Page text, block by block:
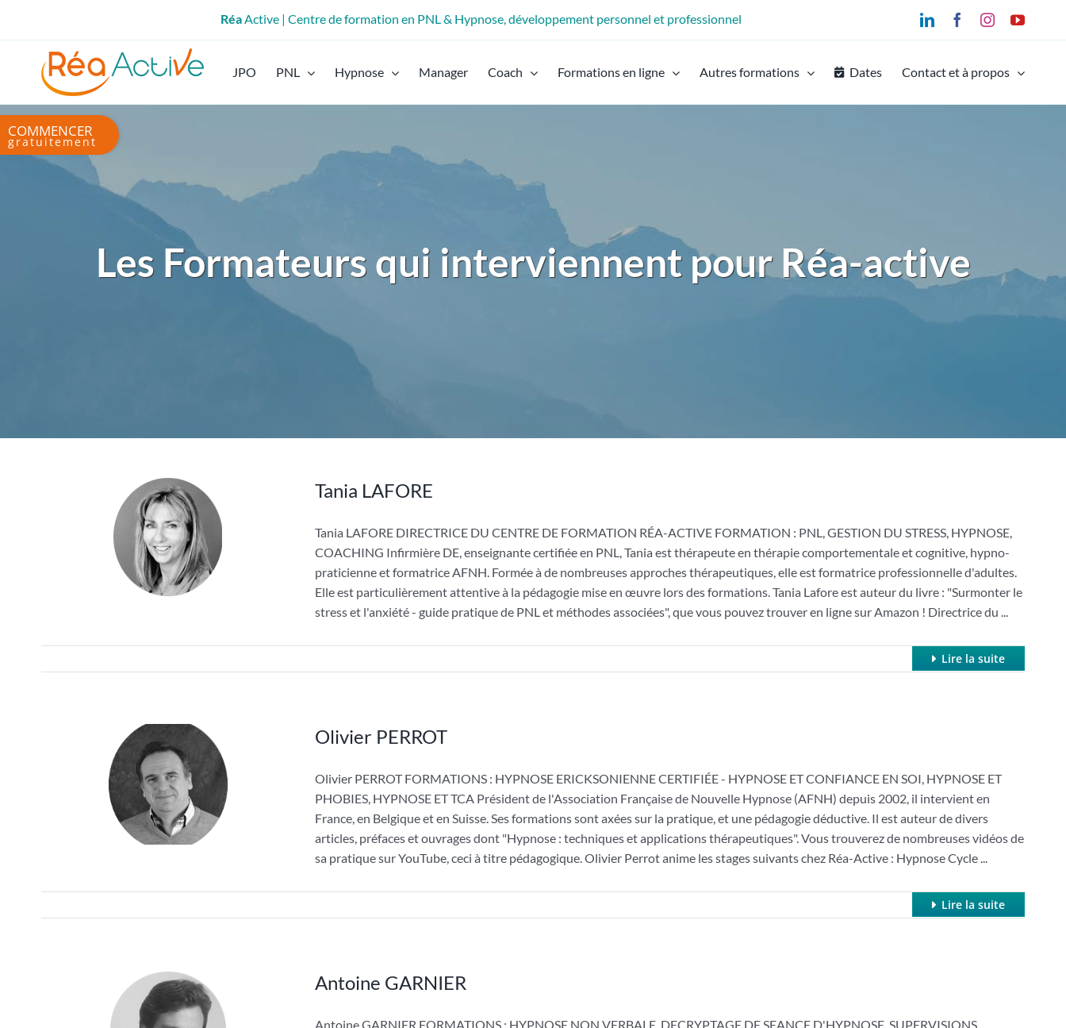
RéaActive | Centre de formation en PNL & Hypnose, développement personnel et professionnel LinkedInFacebookInstagram
JPO PNL Hypnose Manager Coach Formations en ligne Autres formations Dates Contact et à propos
Les Formateurs qui interviennent pour Réa-active
Tania LAFORE
Tania LAFORE DIRECTRICE DU CENTRE DE FORMATION RÉA-ACTIVE FORMATION : PNL, GESTION DU STRESS, HYPNOSE,
COACHING Infirmière DE, enseignante certifiée en PNL, Tania est thérapeute en thérapie comportementale et cognitive, hypno-
praticienne et formatrice AFNH. Formée à de nombreuses approches thérapeutiques, elle est formatrice professionnelle d'adultes.
Elle est particulièrement attentive à la pédagogie mise en œuvre lors des formations. Tania Lafore est auteur du livre : "Surmonter le
stress et l'anxiété - guide pratique de PNL et méthodes associées", que vous pouvez trouver en ligne sur Amazon ! Directrice du ...
Lire la suite
Olivier PERROT
Olivier PERROT FORMATIONS : HYPNOSE ERICKSONIENNE CERTIFIÉE - HYPNOSE ET CONFIANCE EN SOI, HYPNOSE ET
PHOBIES, HYPNOSE ET TCA Président de l'Association Française de Nouvelle Hypnose (AFNH) depuis 2002, il intervient en
France, en Belgique et en Suisse. Ses formations sont axées sur la pratique, et une pédagogie déductive. Il est auteur de divers
articles, préfaces et ouvrages dont "Hypnose : techniques et applications thérapeutiques". Vous trouverez de nombreuses vidéos de
sa pratique sur YouTube, ceci à titre pédagogique. Olivier Perrot anime les stages suivants chez Réa-Active : Hypnose Cycle ...
Lire la suite
Antoine GARNIER
Antoine GARNIER FORMATIONS : HYPNOSE NON VERBALE, DECRYPTAGE DE SEANCE D'HYPNOSE, SUPERVISIONS
Bascule
de